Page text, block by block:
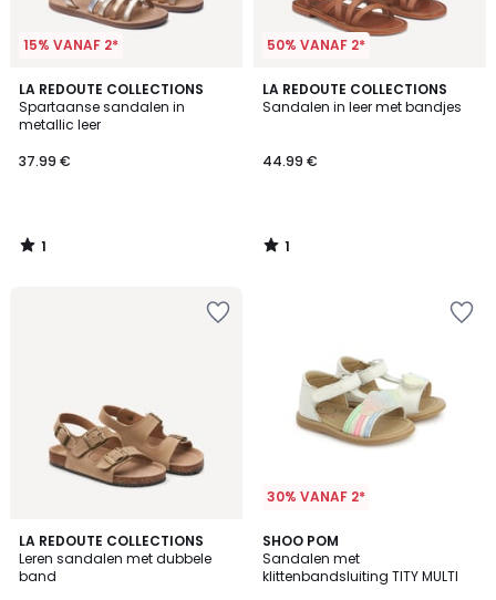
15% VANAF 2*
LA REDOUTE COLLECTIONS
Spartaanse sandalen in
metallic leer
37.99 €
1
/
5
1
/
50% VANAF 2*
LA REDOUTE COLLECTIONS
Sandalen in leer met bandjes
44.99 €
1
/
1
/
LA REDOUTE COLLECTIONS
Leren sandalen met dubbele
band
30% VANAF 2*
SHOO POM
Sandalen met
klittenbandsluiting TITY MULTI